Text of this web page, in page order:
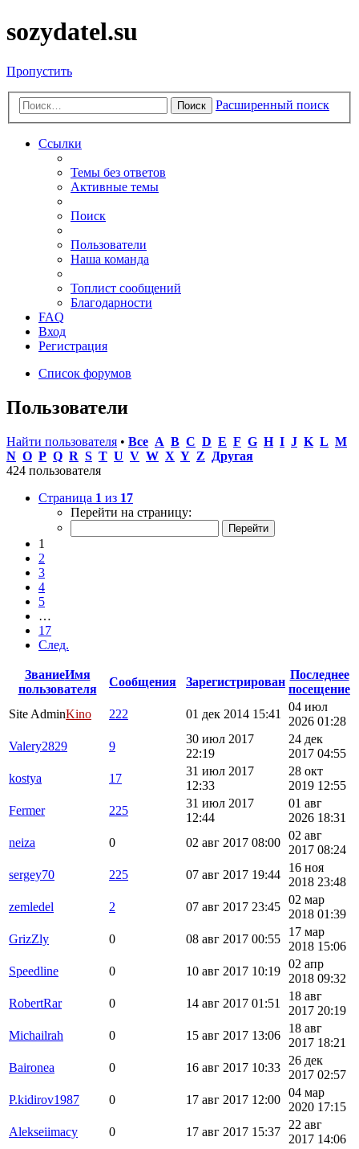
sozydatel.su
Пропустить
Поиск Расширенный поиск
Ссылки
Темы без ответов
Активные темы
Поиск
Пользователи
Наша команда
Топлист сообщений
Благодарности
FAQ
Вход
Регистрация
Список форумов
Пользователи
Найти пользователя • Все A B C D E F G H I J K L M
N O P Q R S T U V W X Y Z
Другая
424 пользователя
Страница 1 из 17
Перейти на страницу:
1
2
3
4
5
…
17
След.
ЗваниеИмя
пользователя
Сообщения Зарегистрирован
Последнее
посещение
Site AdminKino 222 01 дек 2014 15:41
04 июл
2026 01:28
Valery2829
9
30 июл 2017
22:19
24 дек
2017 04:55
kostya
17
31 июл 2017
12:33
28 окт
2019 12:55
Fermer
225
31 июл 2017
12:44
01 авг
2026 18:31
neiza
0 02 авг 2017 08:00
02 авг
2017 08:24
sergey70
225 07 авг 2017 19:44
16 ноя
2018 23:48
zemledel
2 07 авг 2017 23:45
02 мар
2018 01:39
GrizZly
0 08 авг 2017 00:55
17 мар
2018 15:06
Speedline
0 10 авг 2017 10:19
02 апр
2018 09:32
RobertRar
0 14 авг 2017 01:51
18 авг
2017 20:19
Michailrah
0 15 авг 2017 13:06
18 авг
2017 18:21
Baironea
0 16 авг 2017 10:33
26 дек
2017 02:57
P.kidirov1987
0 17 авг 2017 12:00
04 мар
2020 17:15
Alekseiimacy
0 17 авг 2017 15:37
22 авг
2017 14:06